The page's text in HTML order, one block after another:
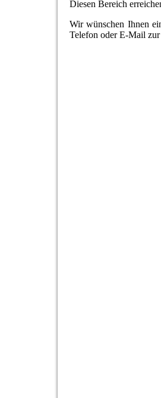
Diesen Bereich
Wir wünschen Ihnen
Telefon oder E-Mail